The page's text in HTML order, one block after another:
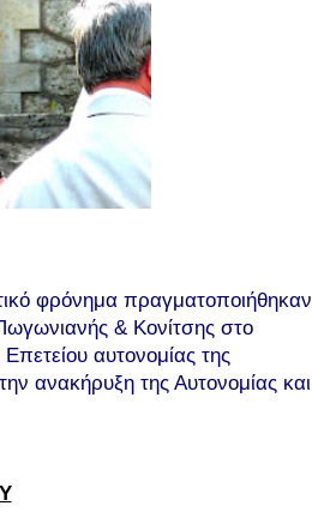
φρόνημα πραγματοποιήθηκαν
& Κονίτσης στο
αυτονομίας της
ανακήρυξη της Αυτονομίας και